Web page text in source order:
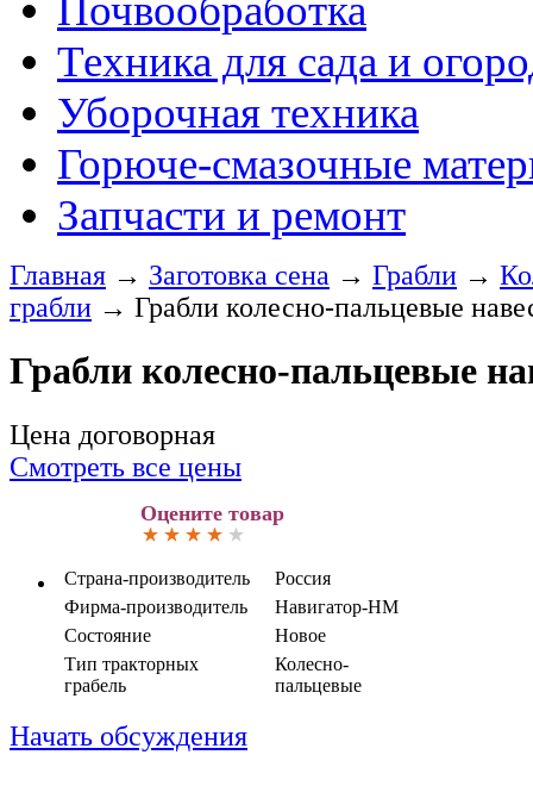
Почвообработка
Техника для сада и
Уборочная техника
Горюче-смазочные
Запчасти и ремонт
Главная → Заготовка сена → Грабли →
грабли → Грабли колесно-пальцевые
Грабли колесно-пальцевые
Цена договорная
Смотреть все цены
Оцените товар
Страна-производитель
Россия
Фирма-производитель
Навигатор-НМ
Состояние
Новое
Тип тракторных
грабель
Колесно-
пальцевые
Начать обсуждения